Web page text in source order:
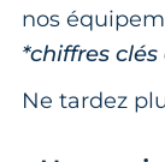
nos
*chiffres clés
Ne tardez